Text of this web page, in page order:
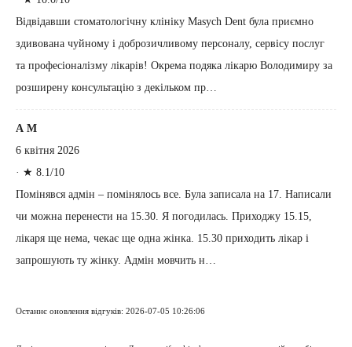
Відвідавши стоматологічну клініку Masych Dent була приємно
здивована чуйному і доброзичливому персоналу, сервісу послуг
та професіоналізму лікарів! Окрема подяка лікарю Володимиру за
розширену консультацію з декільком пр…
А М
6 квітня 2026
· ★ 8.1/10
Помінявся адмін – помінялось все. Була записала на 17. Написали
чи можна перенести на 15.30. Я погодилась. Приходжу 15.15,
лікаря ще нема, чекає ще одна жінка. 15.30 приходить лікар і
запрошують ту жінку. Адмін мовчить н…
Останнє оновлення відгуків: 2026-07-05 10:26:06